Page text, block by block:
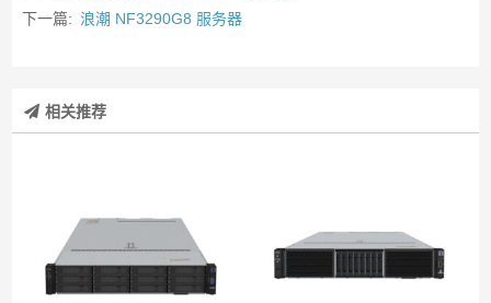
下一篇: 浪潮 NF3290G8 服务器
相关推荐